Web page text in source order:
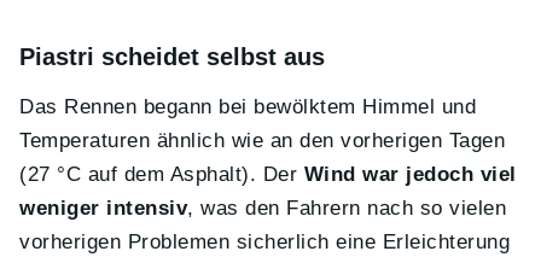
Piastri scheidet selbst aus
Das Rennen begann bei bewölktem Himmel und
Temperaturen ähnlich wie an den vorherigen Tagen
(27 °C auf dem Asphalt). Der Wind war jedoch viel
weniger intensiv, was den Fahrern nach so vielen
vorherigen Problemen sicherlich eine Erleichterung